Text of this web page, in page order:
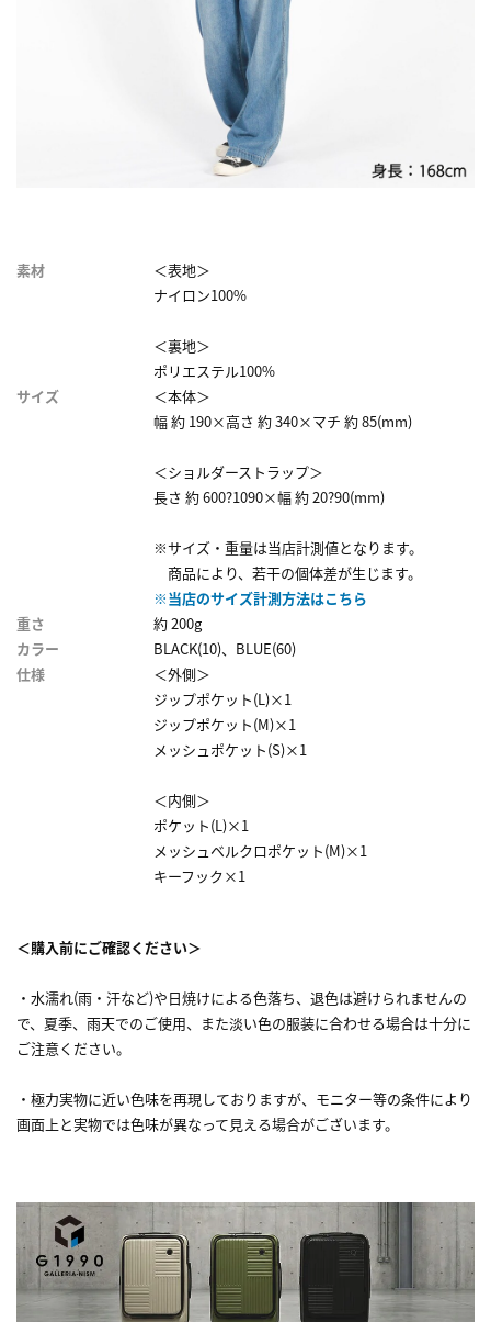
素材
＜表地＞
ナイロン100%
＜裏地＞
ポリエステル100%
サイズ
＜本体＞
幅 約 190×高さ 約 340×マチ 約 85(mm)
＜ショルダーストラップ＞
長さ 約 600?1090×幅 約 20?90(mm)
※サイズ・重量は当店計測値となります。
商品により、若干の個体差が生じます。
※当店のサイズ計測方法はこちら
重さ
約 200g
カラー
BLACK(10)、BLUE(60)
仕様
＜外側＞
ジップポケット(L)×1
ジップポケット(M)×1
メッシュポケット(S)×1
＜内側＞
ポケット(L)×1
メッシュベルクロポケット(M)×1
キーフック×1
＜購入前にご確認ください＞
・水濡れ(雨・汗など)や日焼けによる色落ち、退色は避けられませんの
で、夏季、雨天でのご使用、また淡い色の服装に合わせる場合は十分に
ご注意ください。
・極力実物に近い色味を再現しておりますが、モニター等の条件により
画面上と実物では色味が異なって見える場合がございます。